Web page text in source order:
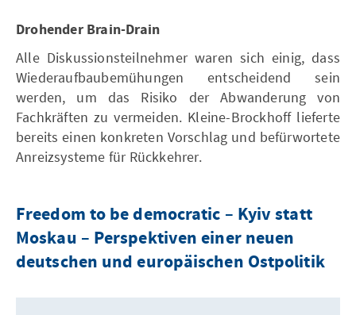
Drohender Brain-Drain
Alle Diskussionsteilnehmer waren sich einig, dass
Wiederaufbaubemühungen entscheidend sein
werden, um das Risiko der Abwanderung von
Fachkräften zu vermeiden. Kleine-Brockhoff lieferte
bereits einen konkreten Vorschlag und befürwortete
Anreizsysteme für Rückkehrer.
Freedom to be democratic – Kyiv statt
Moskau – Perspektiven einer neuen
deutschen und europäischen Ostpolitik